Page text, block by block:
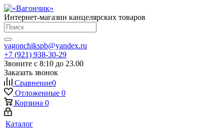
Интернет-магазин канцелярских товаров
vagonchikspb@yandex.ru
+7 (921) 938-30-29
Звоните с 8:10 до 23.00
Заказать звонок
Сравнение0
Отложенные 0
Корзина 0
Каталог